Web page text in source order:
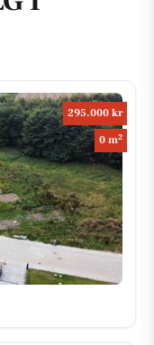
295.000 kr
0 m2